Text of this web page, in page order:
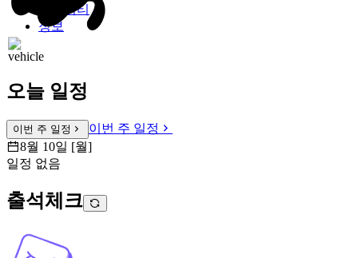
커뮤니티
정보
오늘 일정
이번 주 일정
이번 주 일정
8월 10일 [월]
일정 없음
출석체크